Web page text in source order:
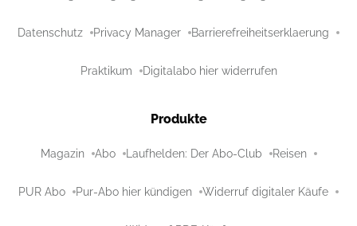
Datenschutz Privacy Manager Barrierefreiheitserklaerung
Praktikum Digitalabo hier widerrufen
Produkte
Magazin Abo Laufhelden: Der Abo-Club Reisen
PUR Abo Pur-Abo hier kündigen Widerruf digitaler Käufe